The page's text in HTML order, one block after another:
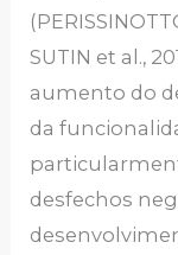
SUTIN et al.,
aumento do
da
desfechos